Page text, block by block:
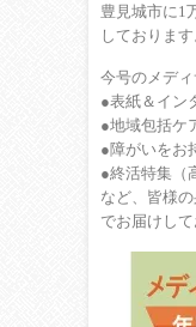
豊見城市に1
しております
今号のメデ
●表紙＆イン
●地域包括ケ
●障がいをお
●終活特集（
など、皆様
でお届けして